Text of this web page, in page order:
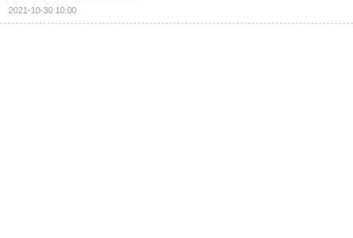
2021-10-30 10:00